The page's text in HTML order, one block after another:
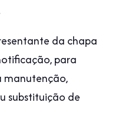
da chapa
para
manutenção,
substituição de